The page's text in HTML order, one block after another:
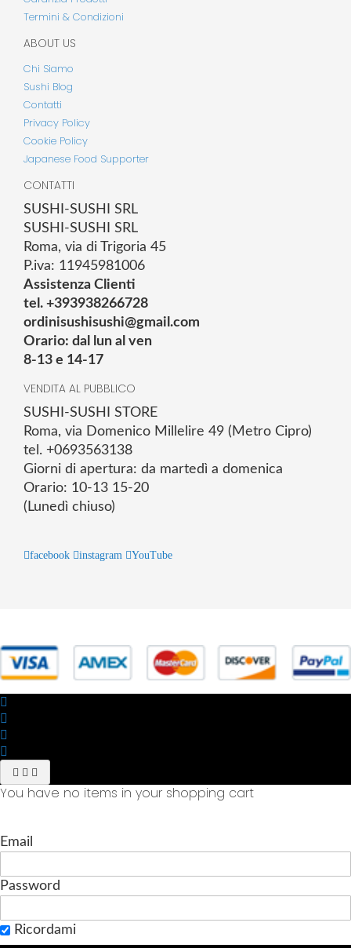
Termini & Condizioni
ABOUT US
Chi Siamo
Sushi Blog
Contatti
Privacy Policy
Cookie Policy
Japanese Food Supporter
CONTATTI
SUSHI-SUSHI SRL
SUSHI-SUSHI SRL
Roma, via di Trigoria 45
P.iva: 11945981006
Assistenza Clienti
tel. +393938266728
ordinisushisushi@gmail.com
Orario: dal lun al ven
8-13 e 14-17
VENDITA AL PUBBLICO
SUSHI-SUSHI STORE
Roma, via Domenico Millelire 49 (Metro Cipro)
tel. +0693563138
Giorni di apertura: da martedì a domenica
Orario: 10-13 15-20
(Lunedì chiuso)
facebook instagram YouTube
You have no items in your shopping cart
Email
Password
Ricordami